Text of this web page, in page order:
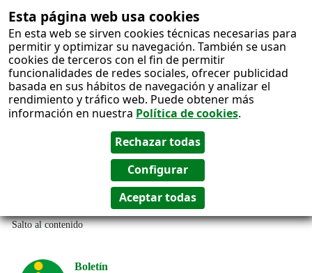
Esta página web usa cookies
En esta web se sirven cookies técnicas necesarias para
permitir y optimizar su navegación. También se usan
cookies de terceros con el fin de permitir
funcionalidades de redes sociales, ofrecer publicidad
basada en sus hábitos de navegación y analizar el
rendimiento y tráfico web. Puede obtener más
información en nuestra Política de cookies.
Salto al contenido
Boletín